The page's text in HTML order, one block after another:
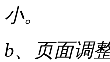
小。
b、页面调